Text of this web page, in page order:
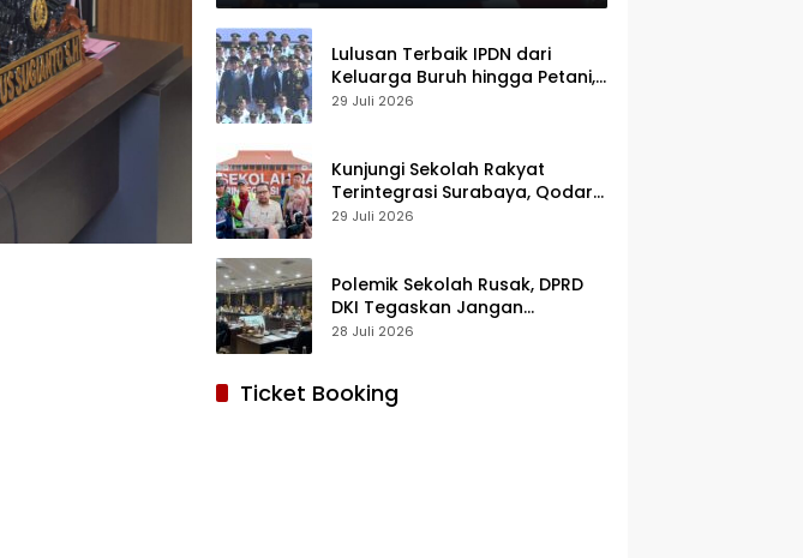
Lulusan Terbaik IPDN dari
Keluarga Buruh hingga Petani,
Prabowo: Membanggakan Hati
29 Juli 2026
Kunjungi Sekolah Rakyat
Terintegrasi Surabaya, Qodari:
Fasilitasnya Setara Sekolah
29 Juli 2026
Polemik Sekolah Rusak, DPRD
DKI Tegaskan Jangan
Salahkan Pusat
28 Juli 2026
Ticket Booking